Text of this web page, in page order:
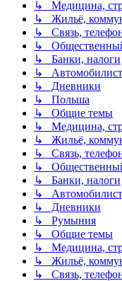
↳ Медицина,
↳ Жильё,
↳ Связь,
↳
↳ Банки, налоги
↳
↳ Дневники
↳ Польша
↳ Общие темы
↳ Медицина,
↳ Жильё,
↳ Связь,
↳
↳ Банки, налоги
↳
↳ Дневники
↳ Румыния
↳ Общие темы
↳ Медицина,
↳ Жильё,
↳ Связь,